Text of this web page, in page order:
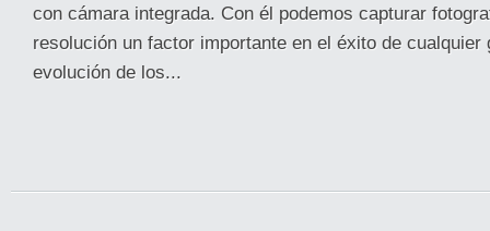
con cámara integrada. Con él podemos capturar
resolución un factor importante en el éxito de cualquier
evolución de los...